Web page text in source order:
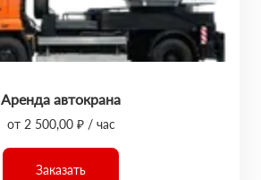
Аренда автокрана
от 2 500,00 ₽ / час
Заказать